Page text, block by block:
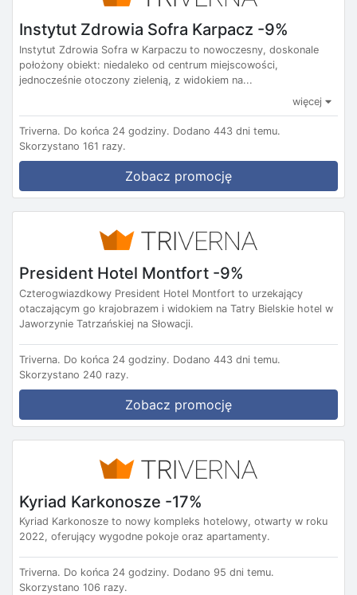
Instytut Zdrowia Sofra Karpacz -9%
Instytut Zdrowia Sofra w Karpaczu to nowoczesny, doskonale
położony obiekt: niedaleko od centrum miejscowości,
jednocześnie otoczony zielenią, z widokiem na...
więcej
Triverna. Do końca 24 godziny. Dodano 443 dni temu.
Skorzystano 161 razy.
Zobacz promocję
President Hotel Montfort -9%
Czterogwiazdkowy President Hotel Montfort to urzekający
otaczającym go krajobrazem i widokiem na Tatry Bielskie hotel w
Jaworzynie Tatrzańskiej na Słowacji.
Triverna. Do końca 24 godziny. Dodano 443 dni temu.
Skorzystano 240 razy.
Zobacz promocję
Kyriad Karkonosze -17%
Kyriad Karkonosze to nowy kompleks hotelowy, otwarty w roku
2022, oferujący wygodne pokoje oraz apartamenty.
Triverna. Do końca 24 godziny. Dodano 95 dni temu.
Skorzystano 106 razy.